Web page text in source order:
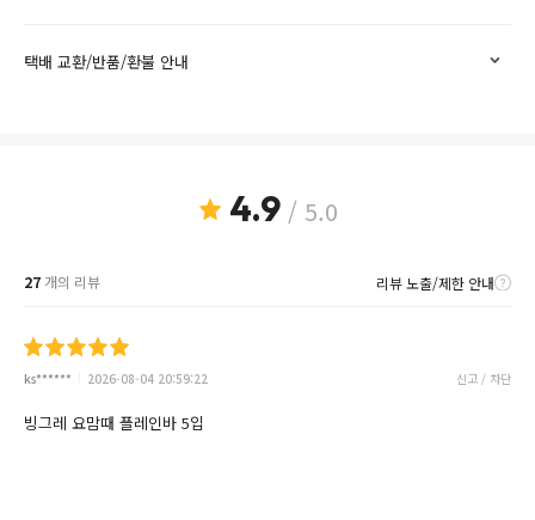
택배 교환/반품/환불 안내
4.9/ 5.0
27개의 리뷰 리뷰 노출/제한 안내
ks****** 2026-08-04 20:59:22 신고 / 차단
빙그레 요맘때 플레인바 5입